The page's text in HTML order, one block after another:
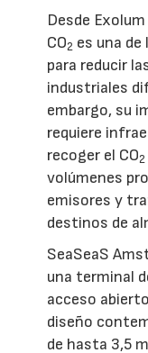
Desde
CO2 es una
para reducir
industriales
embargo, su
requiere
recoger el CO2
volúmenes
emisores y
destinos de
SeaSeaS
una terminal
acceso
diseño
de hasta 3,5